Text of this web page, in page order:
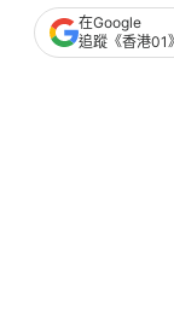
港聞 突發
在Google
追蹤《香港01》